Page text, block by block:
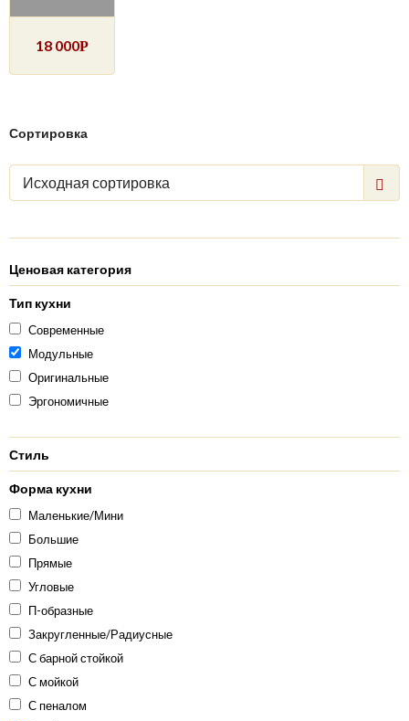
18 000Р
Сортировка
Исходная сортировка
Ценовая категория
Тип кухни
Современные
Модульные
Оригинальные
Эргономичные
Стиль
Форма кухни
Маленькие/Мини
Большие
Прямые
Угловые
П-образные
Закругленные/Радиусные
С барной стойкой
С мойкой
С пеналом